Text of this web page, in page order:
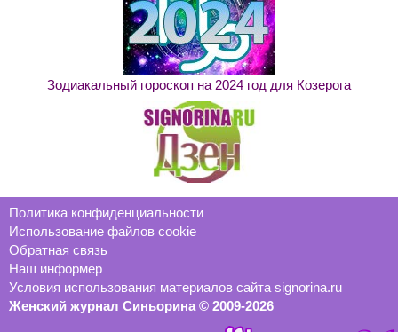
Зодиакальный гороскоп на 2024 год для Козерога
Политика конфиденциальности
Использование файлов cookie
Обратная связь
Наш информер
Условия использования материалов сайта signorina.ru
Женский журнал Синьорина © 2009-2026